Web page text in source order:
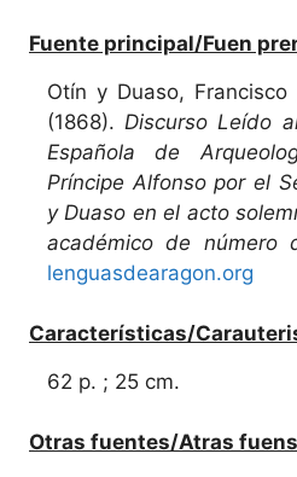
Fuente principal/Fuen
Otín y Duaso,
(1868).Discurso Leído
Española de
Príncipe Alfonso por el
y Duaso en el acto
académico de número
lenguasdearagon.org
Características/
62 p. ; 25 cm.
Otras fuentes/Atras